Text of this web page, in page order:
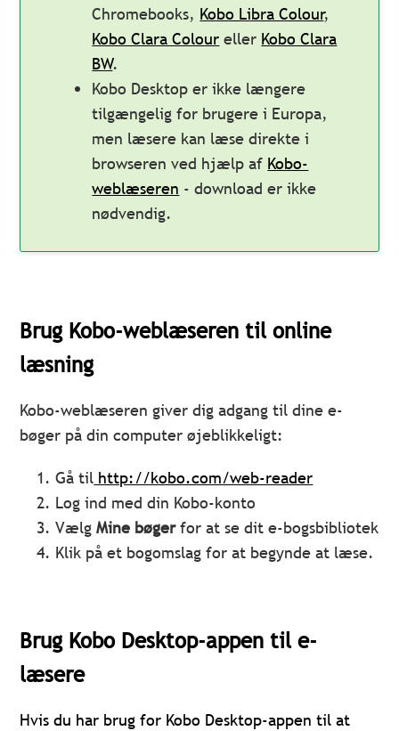
Chromebooks, Kobo Libra Colour,
Kobo Clara Colour eller Kobo Clara
BW.
Kobo Desktop er ikke længere
tilgængelig for brugere i Europa,
men læsere kan læse direkte i
browseren ved hjælp af Kobo-
weblæseren - download er ikke
nødvendig.
Brug Kobo-weblæseren til online
læsning
Kobo-weblæseren giver dig adgang til dine e-
bøger på din computer øjeblikkeligt:
Gå til http://kobo.com/web-reader
Log ind med din Kobo-konto
VælgMine bøgerfor at se dit e-bogsbibliotek
Klik på et bogomslag for at begynde at læse.
Brug Kobo Desktop-appen til e-
læsere
Hvis du har brug for Kobo Desktop-appen til at